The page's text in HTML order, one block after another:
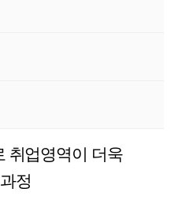
취업영역이 더욱
정